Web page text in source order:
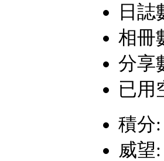
日誌
相冊
分享
已用
積分:
威望: